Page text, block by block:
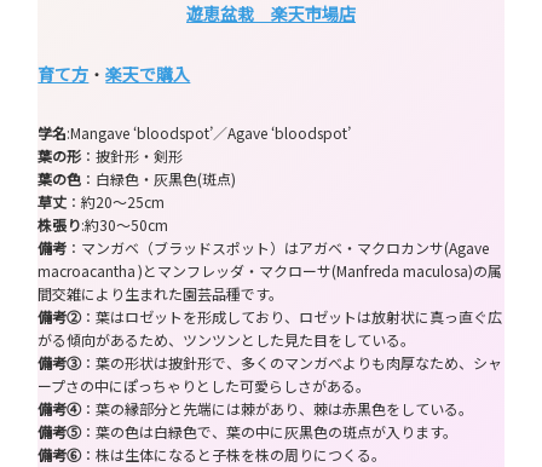
遊恵盆栽 楽天市場店
育て方 ・楽天で購入
学名:Mangave ‘bloodspot’／Agave ‘bloodspot’
葉の形 ：披針形・剣形
葉の色 ：白緑色・灰黒色(斑点)
草丈 ：約20～25cm
株張り:約30～50cm
備考 ：マンガベ（ブラッドスポット）はアガベ・マクロカンサ(Agave
macroacantha )とマンフレッダ・マクローサ(Manfreda maculosa)の属
間交雑により生まれた園芸品種です。
備考②：葉はロゼットを形成しており、ロゼットは放射状に真っ直ぐ広
がる傾向があるため、ツンツンとした見た目をしている。
備考③：葉の形状は披針形で、多くのマンガべよりも肉厚なため、シャ
ープさの中にぽっちゃりとした可愛らしさがある。
備考④：葉の縁部分と先端には棘があり、棘は赤黒色をしている。
備考⑤：葉の色は白緑色で、葉の中に灰黒色の斑点が入ります。
備考⑥：株は生体になると子株を株の周りにつくる。